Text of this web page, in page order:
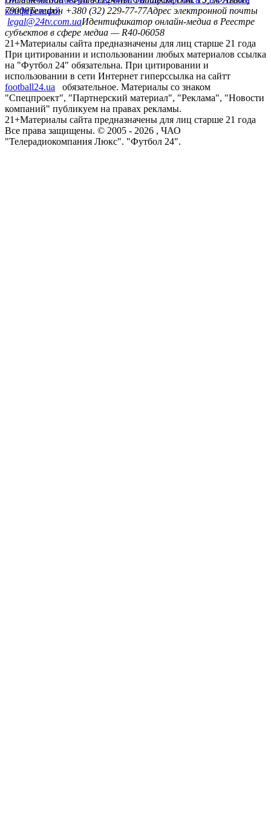
конференций
79008Телефон +380 (32) 229-77-77Адрес электронной почты
legal@24tv.com.uaИдентификатор онлайн-медиа в Реестре
субъектов в сфере медиа — R40-06058
21+Материалы сайта предназначены для лиц старше 21 года
При цитировании и использовании любых материалов ссылка
на "Футбол 24" обязательна. При цитировании и
использовании в сети Интернет гиперссылка на сайтт
football24.ua
обязательное. Материалы со знаком
"Спецпроект", "Партнерский материал", "Реклама", "Новости
компаний" публикуем на правах рекламы.
21+Материалы сайта предназначены для лиц старше 21 года
Все права защищены. © 2005 - 2026 , ЧАО
"Телерадиокомпания Люкс". "Футбол 24".